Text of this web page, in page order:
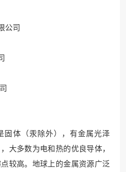
公司
固体（汞除外），有金属光泽
大多数为电和热的优良导体，
较高。地球上的金属资源广泛